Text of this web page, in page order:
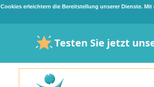
Cookies erleichtern die Bereitstellung unserer Dienste.
Testen Sie jetzt